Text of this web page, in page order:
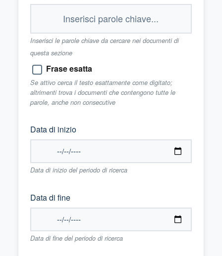
Inserisci le parole chiave da cercare nei documenti di
questa sezione
Frase esatta
Se attivo cerca il testo esattamente come digitato;
altrimenti trova i documenti che contengono tutte le
parole, anche non consecutive
Data di inizio
Data di inizio del periodo di ricerca
Data di fine
Data di fine del periodo di ricerca